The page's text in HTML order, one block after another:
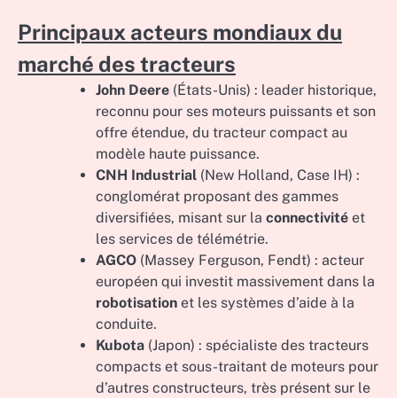
Principaux acteurs mondiaux du
marché des tracteurs
John Deere (États-Unis) : leader historique,
reconnu pour ses moteurs puissants et son
offre étendue, du tracteur compact au
modèle haute puissance.
CNH Industrial (New Holland, Case IH) :
conglomérat proposant des gammes
diversifiées, misant sur la connectivité et
les services de télémétrie.
AGCO (Massey Ferguson, Fendt) : acteur
européen qui investit massivement dans la
robotisation et les systèmes d’aide à la
conduite.
Kubota (Japon) : spécialiste des tracteurs
compacts et sous-traitant de moteurs pour
d’autres constructeurs, très présent sur le